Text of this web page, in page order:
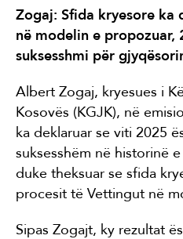
Zogaj: Sfida kryesore ka
në modelin e propozuar,
suksesshmi për
Albert Zogaj, kryesues i
Kosovës (KGJK), në
ka deklaruar se viti 2025
suksesshëm në historinë
duke theksuar se sfida
procesit të Vettingut në
Sipas Zogajt, ky rezultat